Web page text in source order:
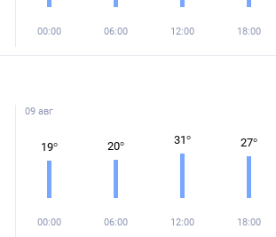
00:00 06:00 12:00 18:00
09 авг
19°
00:00
20°
06:00
31°
12:00
27°
18:00